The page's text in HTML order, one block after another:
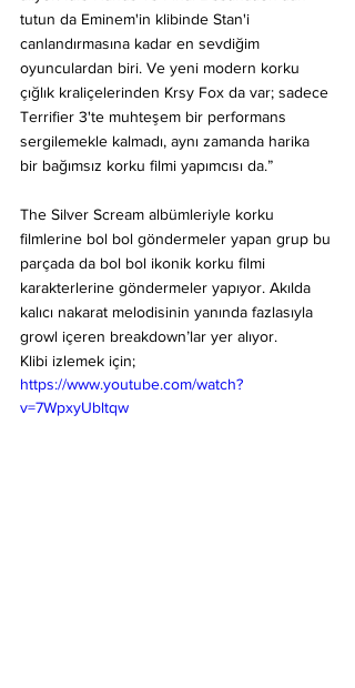
tutun da Eminem'in klibinde Stan'i
canlandırmasına kadar en sevdiğim
oyunculardan biri. Ve yeni modern korku
çığlık kraliçelerinden Krsy Fox da var; sadece
Terrifier 3'te muhteşem bir performans
sergilemekle kalmadı, aynı zamanda harika
bir bağımsız korku filmi yapımcısı da.”
The Silver Scream albümleriyle korku
filmlerine bol bol göndermeler yapan grup bu
parçada da bol bol ikonik korku filmi
karakterlerine göndermeler yapıyor. Akılda
kalıcı nakarat melodisinin yanında fazlasıyla
growl içeren breakdown’lar yer alıyor.
Klibi izlemek için;
https://www.youtube.com/watch?
v=7WpxyUbltqw